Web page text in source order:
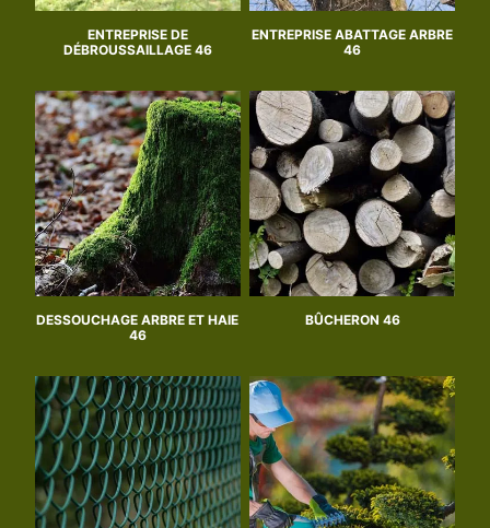
ENTREPRISE DE
DÉBROUSSAILLAGE 46
ENTREPRISE ABATTAGE ARBRE
46
DESSOUCHAGE ARBRE ET HAIE
46
BÛCHERON 46